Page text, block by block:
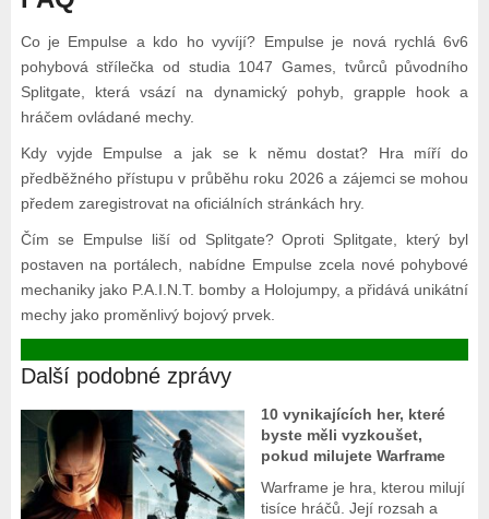
Co je Empulse a kdo ho vyvíjí? Empulse je nová rychlá 6v6
pohybová střílečka od studia 1047 Games, tvůrců původního
Splitgate, která vsází na dynamický pohyb, grapple hook a
hráčem ovládané mechy.
Kdy vyjde Empulse a jak se k němu dostat? Hra míří do
předběžného přístupu v průběhu roku 2026 a zájemci se mohou
předem zaregistrovat na oficiálních stránkách hry.
Čím se Empulse liší od Splitgate? Oproti Splitgate, který byl
postaven na portálech, nabídne Empulse zcela nové pohybové
mechaniky jako P.A.I.N.T. bomby a Holojumpy, a přidává unikátní
mechy jako proměnlivý bojový prvek.
Další podobné zprávy
10 vynikajících her, které
byste měli vyzkoušet,
pokud milujete Warframe
Warframe je hra, kterou milují
tisíce hráčů. Její rozsah a